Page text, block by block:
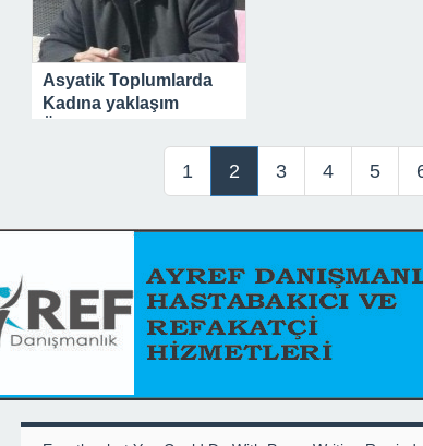
Asyatik Toplumlarda
Kadına yaklaşım
1 2 3 4 5